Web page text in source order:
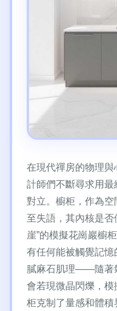
在現代禪房的物理
計師們不斷尋求用
對立。櫥柜，作為空
至失語，其內核是否
崖”的模擬花崗巖櫥
有任何能被觸覺記
膩麻石肌理——隨著
會若現微晶閃爍，
柜克制了量感和體